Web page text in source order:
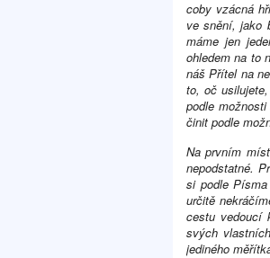
coby vzácná
ve snění, jako
máme jen
ohledem na to
náš Přítel na
to, oč
podle
činit podle
Na prvním
nepodstatné.
si podle
určitě
cestu vedoucí
svých
jediného